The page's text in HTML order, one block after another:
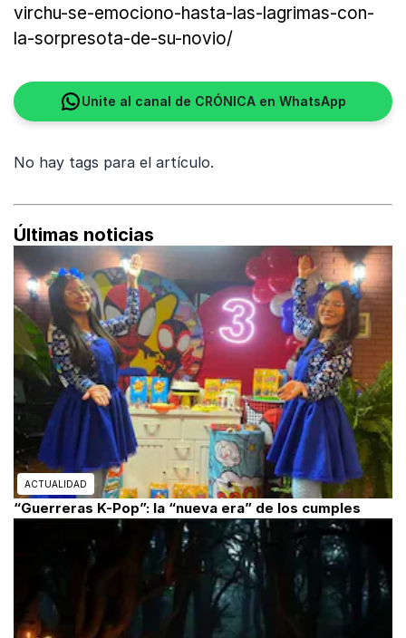
virchu-se-emociono-hasta-las-lagrimas-con-
la-sorpresota-de-su-novio/
Unite al canal de CRÓNICA en WhatsApp
No hay tags para el artículo.
Últimas noticias
ACTUALIDAD
“Guerreras K-Pop”: la “nueva era” de los cumples